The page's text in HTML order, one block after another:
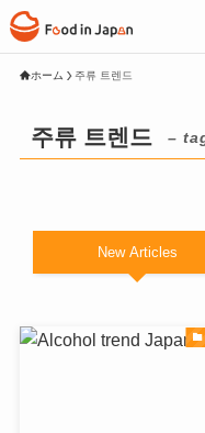
ホーム 주류 트렌드
주류 트렌드 –
New Articles